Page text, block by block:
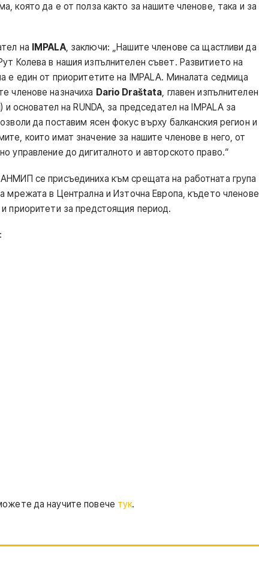
която да е от полза както за нашите членове, така и за
на IMPALA, заключи: „Нашите членове са щастливи да
Колева в нашия изпълнителен съвет. Развитието на
е един от приоритетите на IMPALA. Миналата седмица
членове назначиха Dario Draštata, главен изпълнителен
основател на RUNDA, за председател на IMPALA за
да поставим ясен фокус върху балканския регион и
които имат значение за нашите членове в него, от
управление до дигиталното и авторското право.“
се присъединиха към срещата на работната група
мрежата в Централна и Източна Европа, където членове
приоритети за предстоящия период.
да научите повече тук.